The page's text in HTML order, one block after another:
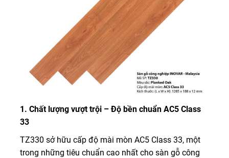
1. Chất lượng vượt trội – Độ bền chuẩn AC5 Class
33
TZ330 sở hữu cấp độ mài mòn AC5 Class 33, một
trong những tiêu chuẩn cao nhất cho sàn gỗ công